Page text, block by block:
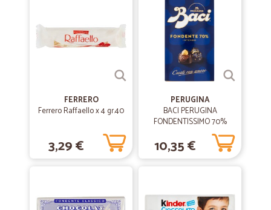
FERRERO
Ferrero Raffaello x 4 gr.40
3,29 €
PERUGINA
BACI PERUGINA
FONDENTISSIMO 70%
Cioccolatini ripieni al
gianduia e nocciola intera
scatola 200 GR.
10,35 €